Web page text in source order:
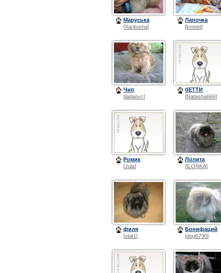
Маруська
[Xaritosha]
Лапочка
[kostet]
Чип
[ladaovc]
бЕТТИ
[Natasha666]
Ромик
[Jula]
Лолита
[ILONKA]
филя
[slat1]
Бонифаций
[dog6790]